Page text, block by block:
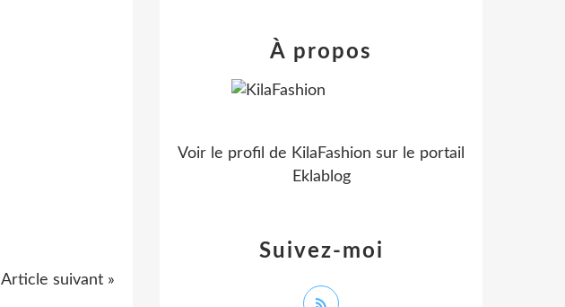
Article suivant »
Suivez-moi
À propos
Voir le profil de KilaFashion sur le portail
Eklablog